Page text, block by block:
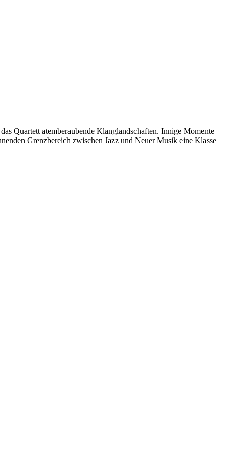
Quartett atemberaubende Klanglandschaften. Innige Momente
Grenzbereich zwischen Jazz und Neuer Musik eine Klasse